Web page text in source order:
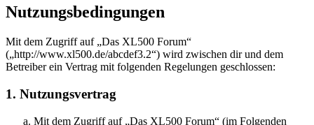
Nutzungsbedingungen
Mit dem Zugriff auf „Das XL500 Forum“
(„http://www.xl500.de/abcdef3.2“) wird zwischen dir und dem
Betreiber ein Vertrag mit folgenden Regelungen geschlossen:
1. Nutzungsvertrag
Mit dem Zugriff auf „Das XL500 Forum“ (im Folgenden